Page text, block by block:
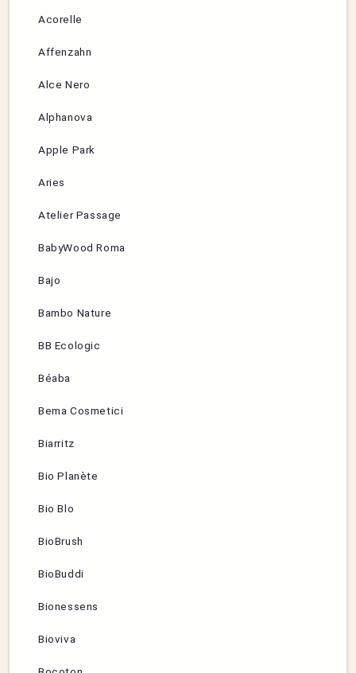
Acorelle
Affenzahn
Alce Nero
Alphanova
Apple Park
Aries
Atelier Passage
BabyWood Roma
Bajo
Bambo Nature
BB Ecologic
Béaba
Bema Cosmetici
Biarritz
Bio Planète
Bio Blo
BioBrush
BioBuddi
Bionessens
Bioviva